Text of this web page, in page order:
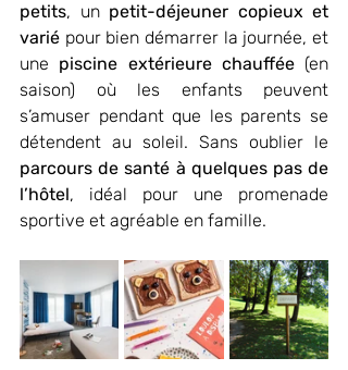
petits, un petit-déjeuner copieux et
varié pour bien démarrer la journée, et
une piscine extérieure chauffée (en
saison) où les enfants peuvent
s’amuser pendant que les parents se
parcours de santé à quelques pas de
l’hôtel, idéal pour une promenade
sportive et agréable en famille.